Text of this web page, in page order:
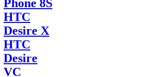
Phone 8S
HTC
Desire X
HTC
Desire
VC